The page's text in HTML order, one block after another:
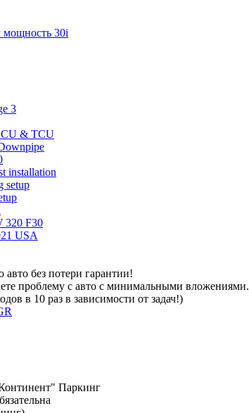
30i
3
& TCU
installation
setup
320 F30
USA
без потери гарантии!
проблему с авто с минимальными вложениями.
в 10 раз в зависимости от задач!)
Паркинг